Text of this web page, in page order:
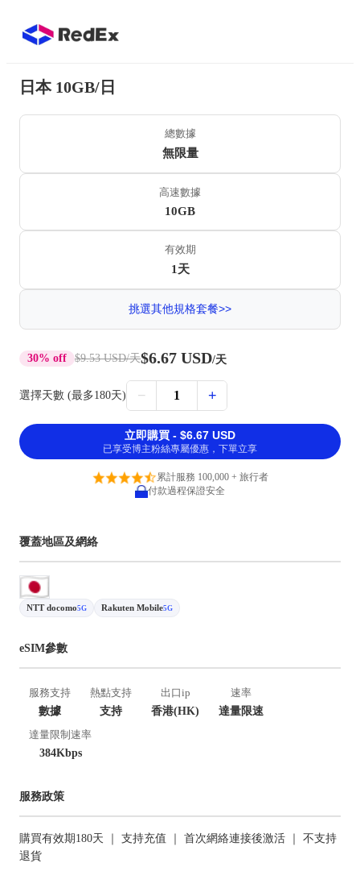
日本 10GB/日
總數據
無限量
高速數據
10GB
有效期
1天
挑選其他規格套餐>>
30% off $9.53 USD/天$6.67 USD/天
選擇天數 (最多180天) − 1 +
立即購買 - $6.67 USD
已享受博主粉絲專屬優惠，下單立享
累計服務 100,000 + 旅行者
付款過程保證安全
覆蓋地區及網絡
NTT docomo5G Rakuten Mobile5G
eSIM參數
服務支持
數據
熱點支持
支持
出口ip
香港(HK)
速率
達量限速
達量限制速率
384Kbps
服務政策
購買有效期180天 ｜ 支持充值 ｜ 首次網絡連接後激活 ｜ 不支持
退貨